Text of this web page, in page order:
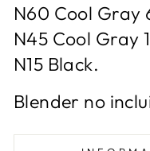
N60 Cool Gray
N45 Cool Gray
N15 Black.
Blender no